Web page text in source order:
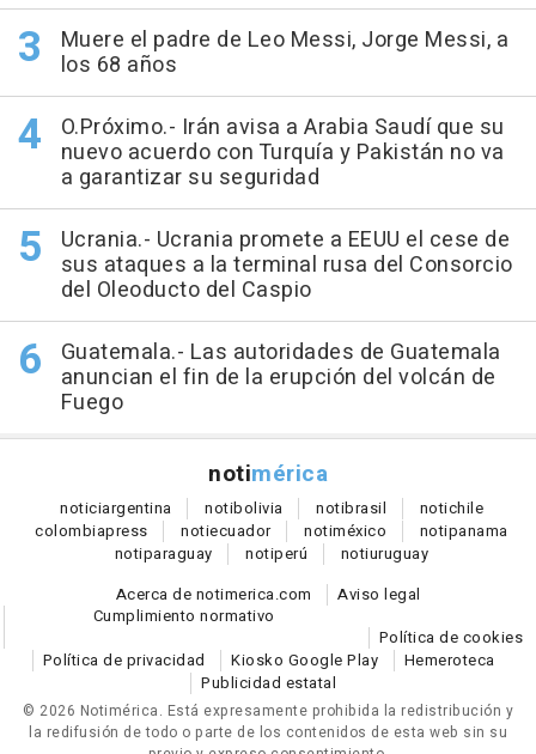
Muere el padre de Leo Messi, Jorge Messi, a
los 68 años
O.Próximo.- Irán avisa a Arabia Saudí que su
nuevo acuerdo con Turquía y Pakistán no va
a garantizar su seguridad
Ucrania.- Ucrania promete a EEUU el cese de
sus ataques a la terminal rusa del Consorcio
del Oleoducto del Caspio
Guatemala.- Las autoridades de Guatemala
anuncian el fin de la erupción del volcán de
Fuego
notimérica
noticiargentina notibolivia notibrasil notichile
colombiapress notiecuador notiméxico notipanama
notiparaguay notiperú notiuruguay
Acerca de notimerica.com
Aviso legal
Cumplimiento normativo
Política de cookies
Política de privacidad
Kiosko Google Play
Hemeroteca
Publicidad estatal
© 2026 Notimérica. Está expresamente prohibida la redistribución y
la redifusión de todo o parte de los contenidos de esta web sin su